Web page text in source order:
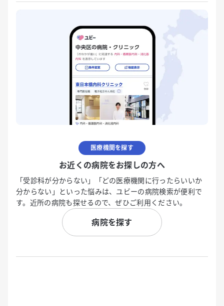
医療機関を探す
お近くの病院をお探しの方へ
「受診科が分からない」「どの医療機関に行ったらいいか
分からない」といった悩みは、ユビーの病院検索が便利で
す。近所の病院も探せるので、ぜひご利用ください。
病院を探す